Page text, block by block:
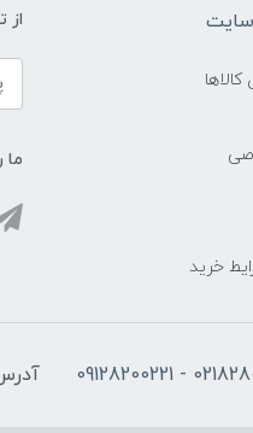
خرید
از
ما
02182805016 -